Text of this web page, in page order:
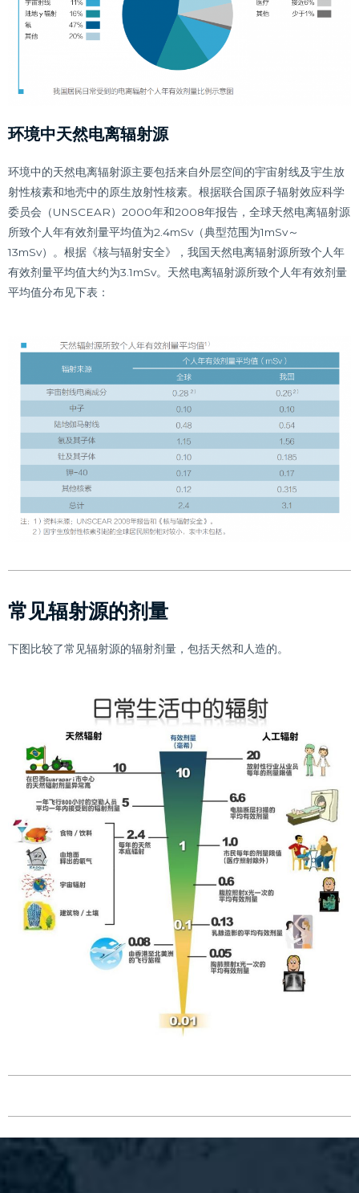
环境中天然电离辐射源
环境中的天然电离辐射源主要包括来自外层空间的宇宙射线及宇生放
射性核素和地壳中的原生放射性核素。根据联合国原子辐射效应科学
委员会（UNSCEAR）2000年和2008年报告，全球天然电离辐射源
所致个人年有效剂量平均值为2.4mSv（典型范围为1mSv～
13mSv）。根据《核与辐射安全》，我国天然电离辐射源所致个人年
有效剂量平均值大约为3.1mSv。天然电离辐射源所致个人年有效剂量
平均值分布见下表：
常见辐射源的剂量
下图比较了常见辐射源的辐射剂量，包括天然和人造的。